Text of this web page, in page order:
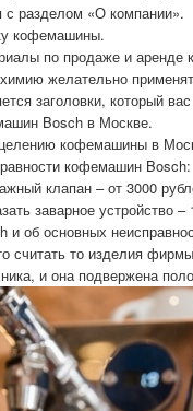
с разделом «О компании».
кофемашины.
по продаже и аренде
желательно
заголовки, который
Bosch в Москве.
кофемашины в
кофемашин Bosch:
клапан – от 3000
заварное устройство –
и об основных
считать то изделия
и она подвержена